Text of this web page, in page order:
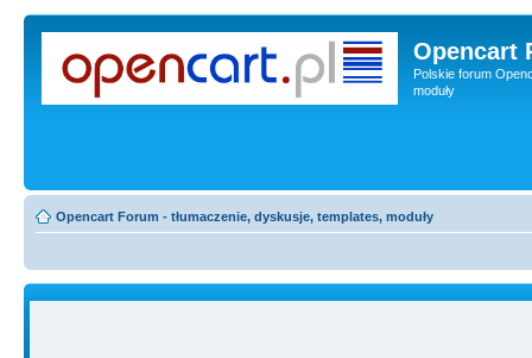
Opencart
Polskie forum
moduły
Opencart Forum - tłumaczenie, dyskusje, templates, moduły